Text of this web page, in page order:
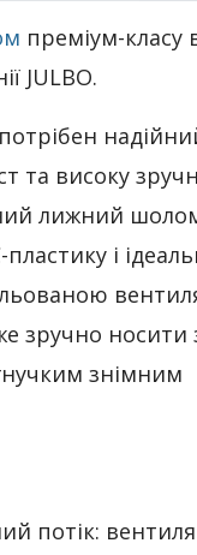
преміум-класу
JULBO.
та високу
лижний
і
зручно носити
знімним
потік: